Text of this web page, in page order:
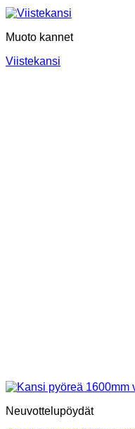
Muoto kannet
Viistekansi
Neuvottelupöydät